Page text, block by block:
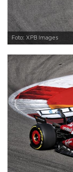
Foto: XPB Images